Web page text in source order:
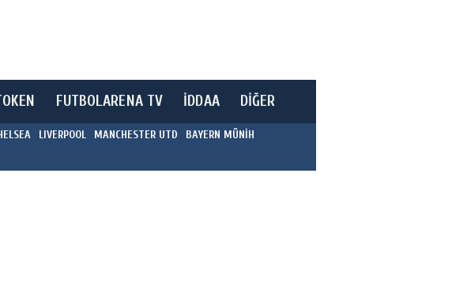
FUTBOLARENA TV İDDAA DİĞER
LIVERPOOL MANCHESTER UTD
BAYERN MÜNİH